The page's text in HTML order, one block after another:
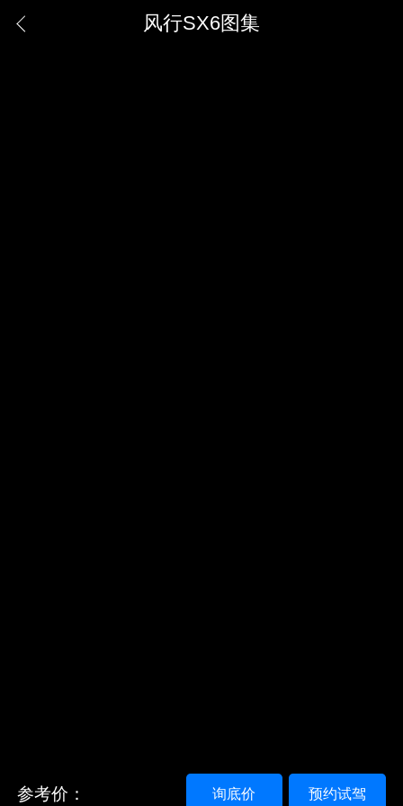
风行SX6图集
参考价： 预约试驾
询底价